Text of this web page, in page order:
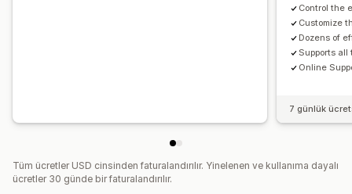
Control the
Customize
Dozens of
Supports all
Online
7 günlük
Tüm ücretler USD cinsinden faturalandırılır. Yinelenen ve kullanıma dayalı
ücretler 30 günde bir faturalandırılır.